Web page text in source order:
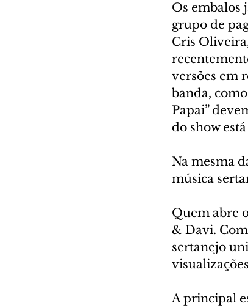
Os embalos
grupo de
Cris
versões em
banda, como
Papai”
do show
Na mesma
música
Quem abre
& Davi. Com
sertanejo
A principal